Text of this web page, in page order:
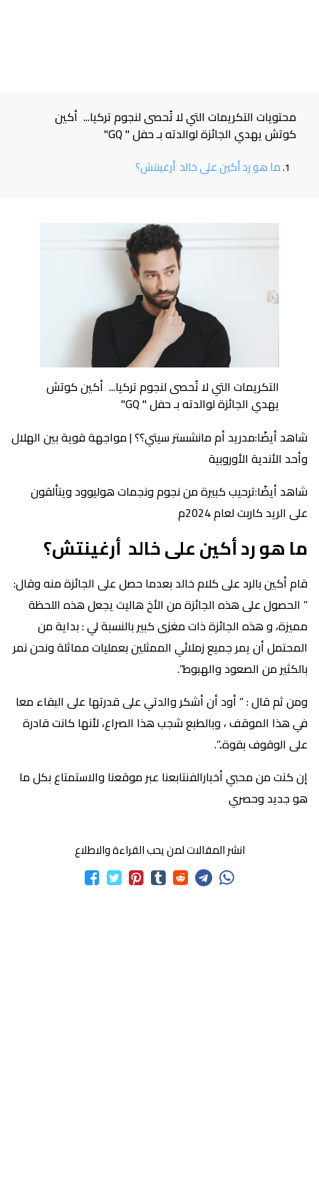
محتويات التكريمات التي لا تُحصى لنجوم تركيا... أكين
كوتش يهدي الجائزة لوالدته بـ حفل " GQ"
ما هو رد أكين على خالد أرغينتش؟
التكريمات التي لا تُحصى لنجوم تركيا... أكين كوتش
يهدي الجائزة لوالدته بـ حفل " GQ"
شاهد أيضًا:مدريد أم مانشستر سيتي؟؟ | مواجهة قوية بين الهلال
وأحد الأندية الأوروبية
شاهد أيضًا:ترحيب كبيرة من نجوم ونجمات هوليوود ويتألقون
على الريد كاربت لعام 2024م
ما هو رد أكين على خالد أرغينتش؟
قام أكين بالرد على كلام خالد بعدما حصل على الجائزة منه وقال:
” الحصول على هذه الجائزة من الأخ هاليت يجعل هذه اللحظة
مميزة، و هذه الجائزة ذات مغزى كبير بالنسبة لي : بداية من
المحتمل أن يمر جميع زملائي الممثلين بعمليات مماثلة ونحن نمر
بالكثير من الصعود والهبوط”.
ومن ثم قال : ” أود أن أشكر والدتي على قدرتها على البقاء معا
في هذا الموقف ، وبالطبع شجب هذا الصراع، لأنها كانت قادرة
على الوقوف بقوة..”.
إن كنت من محبي أخبارالفنتابعنا عبر موقعنا والاستمتاع بكل ما
هو جديد وحصري
انشر المقالات لمن يحب القراءة والاطلاع